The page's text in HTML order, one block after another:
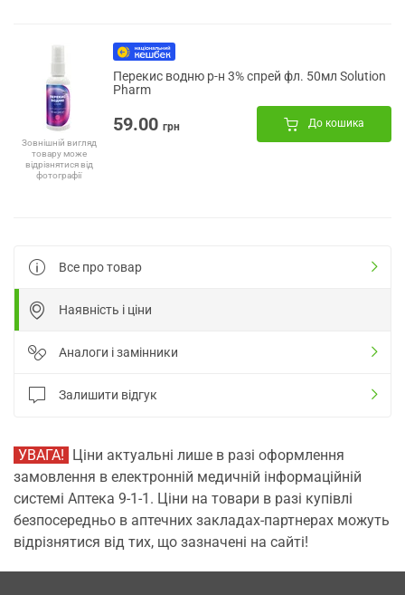
Зовнішній вигляд
товару може
відрізнятися від
фотографії
Перекис водню р-н 3% спрей фл. 50мл Solution
Pharm
59.00 грн До кошика
Все про товар
Наявність і ціни
Аналоги і замінники
Залишити відгук
УВАГА! Ціни актуальні лише в разі оформлення
замовлення в електронній медичній інформаційній
системі Аптека 9-1-1. Ціни на товари в разі купівлі
безпосередньо в аптечних закладах-партнерах можуть
відрізнятися від тих, що зазначені на сайті!